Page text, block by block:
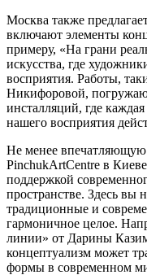
Москва также
включают элементы
примеру, «На грани
искусства, где
восприятия. Работы,
Никифоровой,
инсталляций, где
нашего восприятия
Не менее
PinchukArtCentre в
поддержкой
пространстве. Здесь вы
традиционные и
гармоничное целое.
линии» от Дарины
концептуализм может
формы в современном